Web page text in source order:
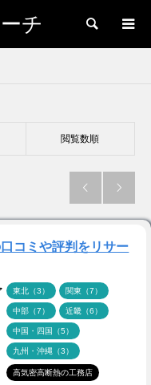
チ 検索
閲覧数順
 
コミや評判をリサー
東北（3） 関東（7）
中部（7） 近畿（6）
中国・四国（5）
九州・沖縄（3）
高気密高断熱の工務店